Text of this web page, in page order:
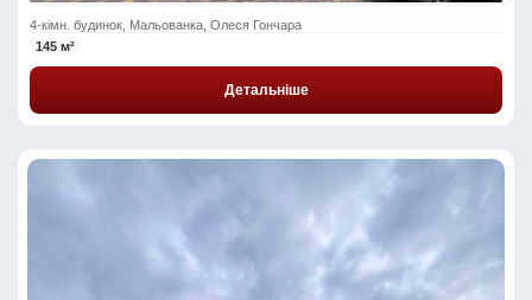
4-кімн. будинок, Мальованка, Олеся Гончара
145 м²
Детальніше